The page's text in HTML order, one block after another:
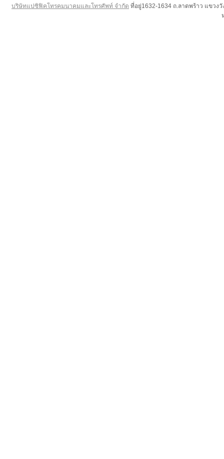
บริษัทแปซิฟิคโทรคมนาคมและโทรศัพท์ จำกัด ที่อยู่1632-1634 ถ.ลาดพร้าว แขวง